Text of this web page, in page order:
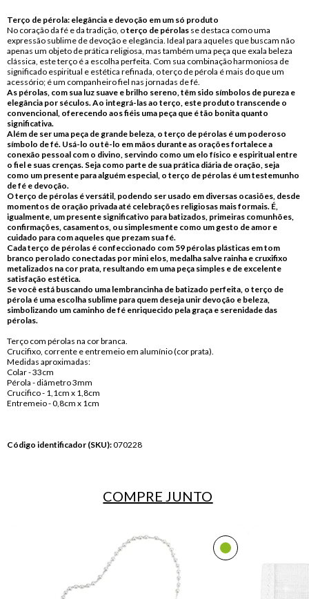
Código identificador (SKU):070228
Terço de pérola: elegância e devoção em um só produto
No coração da fé e da tradição, oterço de pérolasse destaca como uma
expressão sublime de devoção e elegância. Ideal para aqueles que buscam não
apenas um objeto de prática religiosa, mas também uma peça que exala beleza
clássica, este terço é a escolha perfeita. Com sua combinação harmoniosa de
significado espiritual e estética refinada, o terço de pérola é mais do que um
acessório; é um companheiro fiel nas jornadas de fé.
As pérolas, com sua luz suave e brilho sereno, têm sido símbolos de pureza e
elegância por séculos. Ao integrá-las ao terço, este produto transcende o
convencional, oferecendo aos fiéis uma peça que é tão bonita quanto
significativa.
Além de ser uma peça de grande beleza, o terço de pérolasé um poderoso
símbolo de fé. Usá-lo ou tê-lo em mãos durante as orações fortalece a
conexão pessoal com o divino, servindo como um elo físico e espiritual entre
o fiel e suas crenças. Seja como parte de sua prática diária de oração, seja
como um presente para alguém especial, o terço de pérolas é um testemunho
de fé e devoção.
O terço de pérolas é versátil, podendo ser usado em diversas ocasiões, desde
momentos de oração privada até celebrações religiosas mais formais. É,
igualmente, um presente significativo para batizados, primeiras comunhões,
confirmações, casamentos, ou simplesmente como um gesto de amor e
cuidado para com aqueles que prezam sua fé.
Cada terço de pérolas é confeccionado com 59 pérolas plásticas em tom
branco perolado conectadas por mini elos, medalha salve rainha e cruxifixo
metalizados na cor prata, resultando em uma peça simples e de excelente
satisfação estética.
Se você está buscando uma lembrancinha de batizado perfeita, o terço de
pérolaé uma escolha sublime para quem deseja unir devoção e beleza,
simbolizando um caminho de fé enriquecido pela graça e serenidade das
pérolas.
Terço com pérolas na cor branca.
Crucifixo, corrente e entremeio em alumínio (cor prata).
Medidas aproximadas:
Colar - 33cm
Pérola - diâmetro 3mm
Crucifico - 1,1cm x 1,8cm
Entremeio - 0,8cm x 1cm
COMPREJUNTO